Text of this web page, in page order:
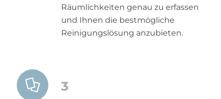
Räumlichkeiten genau zu erfassen
und Ihnen die bestmögliche
Reinigungslösung anzubieten.
3